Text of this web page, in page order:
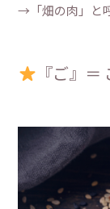
→「畑の肉」と
『ご』